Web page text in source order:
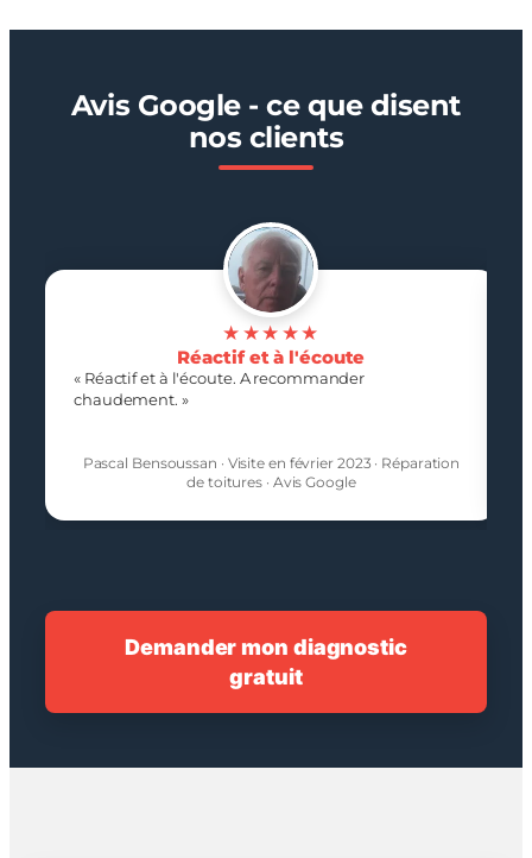
Avis Google - ce que disent
nos clients
★★★★★
Réactif et à l'écoute
« Réactif et à l'écoute. A recommander
chaudement. »
Pascal Bensoussan · Visite en février 2023 · Réparation
de toitures · Avis Google
Demander mon diagnostic
gratuit